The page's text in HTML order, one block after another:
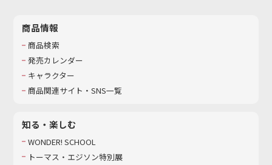
商品情報
商品検索
発売カレンダー
キャラクター
商品関連サイト・SNS一覧
知る・楽しむ
WONDER! SCHOOL
トーマス・エジソン特別展